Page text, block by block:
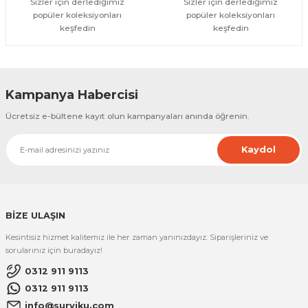
popüler koleksiyonları
keşfedin
popüler koleksiyonları
keşfedin
Kampanya Habercisi
Ücretsiz e-bültene kayıt olun kampanyaları anında öğrenin.
Kaydol
BİZE ULAŞIN
Kesintisiz hizmet kalitemiz ile her zaman yanınızdayız. Siparişleriniz ve
sorularınız için buradayız!
0312 911 9113
0312 911 9113
info@surviku.com